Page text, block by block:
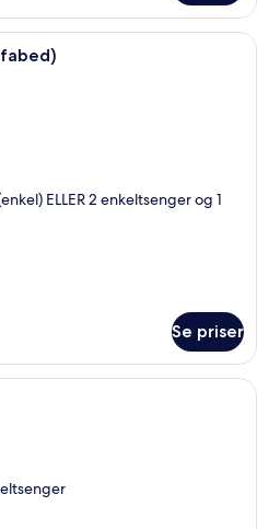
Sengetøy av topp kvalitet,
ELLER 2 enkeltsenger og 1
Se priser
Sengetøy av topp kvalitet,